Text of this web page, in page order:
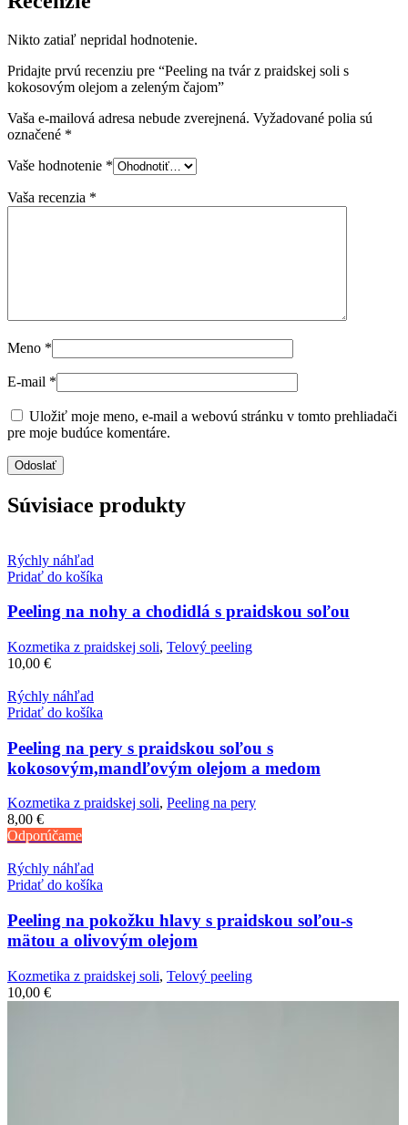
Nikto zatiaľ nepridal hodnotenie.
Pridajte prvú recenziu pre “Peeling na tvár z praidskej soli s
kokosovým olejom a zeleným čajom”
Vaša e-mailová adresa nebude zverejnená. Vyžadované polia sú
označené *
Vaše hodnotenie *
Vaša recenzia *
Meno *
E-mail *
Uložiť moje meno, e-mail a webovú stránku v tomto prehliadači
pre moje budúce komentáre.
Súvisiace produkty
Rýchly náhľad
Pridať do košíka
Peeling na nohy a chodidlá s praidskou soľou
Kozmetika z praidskej soli, Telový peeling
10,00 €
Rýchly náhľad
Pridať do košíka
Peeling na pery s praidskou soľou s
kokosovým,mandľovým olejom a medom
Kozmetika z praidskej soli, Peeling na pery
8,00 €
Odporúčame
Rýchly náhľad
Pridať do košíka
Peeling na pokožku hlavy s praidskou soľou-s
mätou a olivovým olejom
Kozmetika z praidskej soli, Telový peeling
10,00 €